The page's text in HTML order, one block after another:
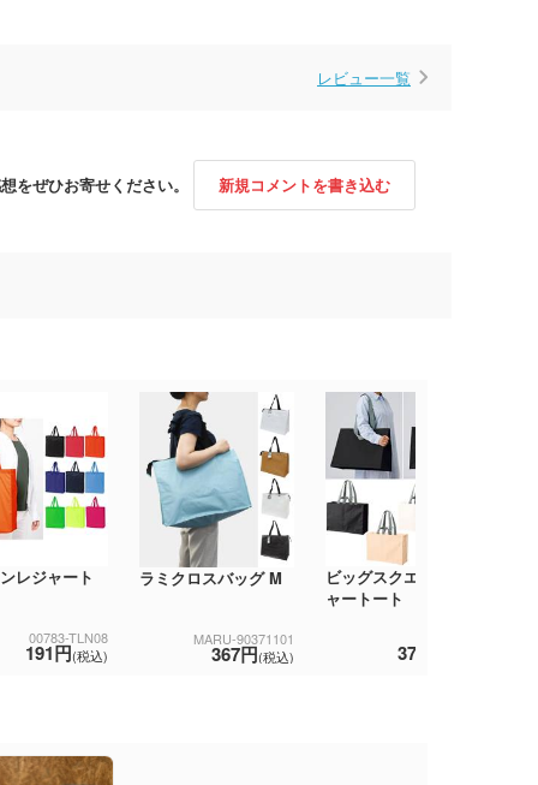
レビュー一覧
をぜひお寄せください。 新規コメントを書き込む
レジャート
00783-TLN08
191円(税込)
ラミクロスバッグ M
MARU-90371101
367円(税込)
ビッグスクエアレジ
ャートート
374円